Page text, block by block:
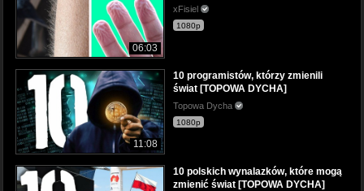
06:03
xFisiel
1080p
11:08
10 programistów, którzy zmienili
świat [TOPOWA DYCHA]
Topowa Dycha
1080p
10 polskich wynalazków, które mogą
zmienić świat [TOPOWA DYCHA]